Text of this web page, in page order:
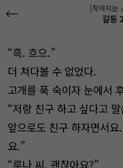
[작아지는
갈등
“흑. 흐으.”
더 쳐다볼 수 없었다.
고개를 푹 숙이자 눈에서
“저랑 친구 하고 싶다고
앞으로도 친구 하자면서
요.”
“루나 씨. 괜찮아요?”